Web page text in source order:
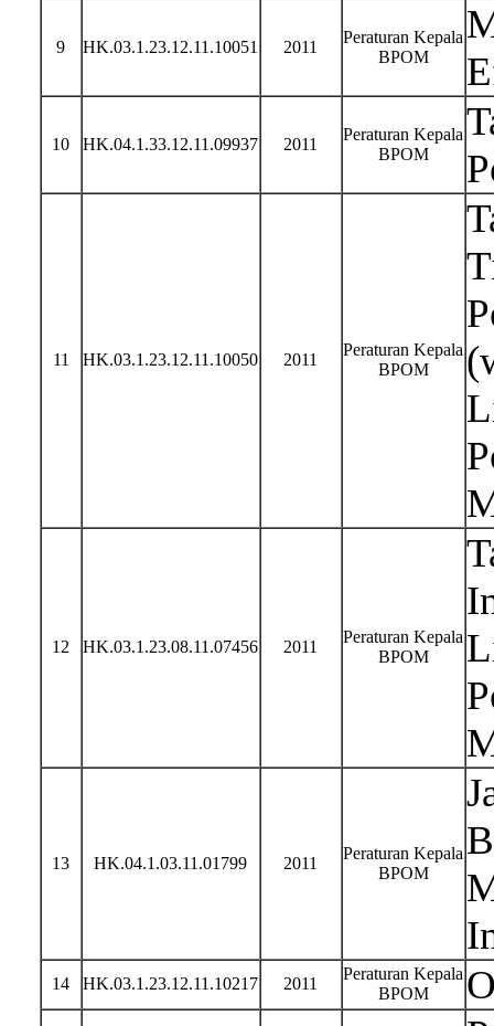
9 HK.03.1.23.12.11.10051 2011
Peraturan Kepala
BPOM
10 HK.04.1.33.12.11.09937 2011
Peraturan Kepala
BPOM
11 HK.03.1.23.12.11.10050 2011
Peraturan Kepala
BPOM
12 HK.03.1.23.08.11.07456 2011
Peraturan Kepala
BPOM
13 HK.04.1.03.11.01799 2011
Peraturan Kepala
BPOM
14 HK.03.1.23.12.11.10217 2011
Peraturan Kepala
BPOM